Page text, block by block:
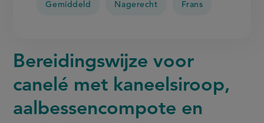
Gemiddeld Nagerecht Frans
Bereidingswijze voor
canelé met kaneelsiroop,
aalbessencompote en